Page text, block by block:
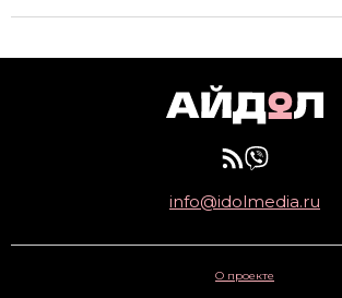
info@idolmedia.ru
О проекте